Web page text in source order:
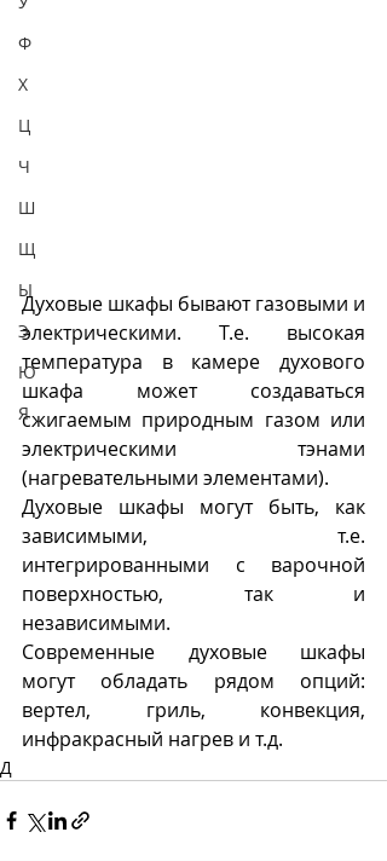
Ф
Х
Ц
Ч
Ш
Щ
Ы
Э
Ю
Я
Духовые шкафы бывают газовыми и
электрическими. Т.е. высокая
температура в камере духового
шкафа может создаваться
сжигаемым природным газом или
электрическими тэнами
(нагревательными элементами).
Духовые шкафы могут быть, как
зависимыми, т.е.
интегрированными с варочной
поверхностью, так и
независимыми.
Современные духовые шкафы
могут обладать рядом опций:
вертел, гриль, конвекция,
инфракрасный нагрев и т.д.
Д